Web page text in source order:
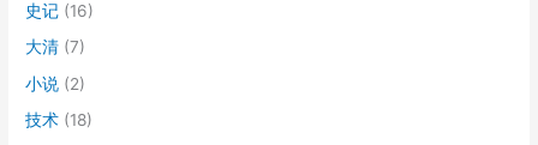
史记 (16)
大清 (7)
小说 (2)
技术 (18)